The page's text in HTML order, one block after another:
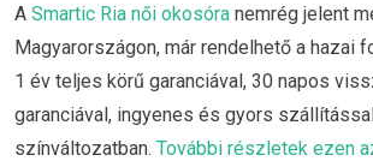
A Smartic Ria női okosóra nemrég jelent
Magyarországon, már rendelhető a hazai
1 év teljes körű garanciával, 30 napos
garanciával, ingyenes és gyors
színváltozatban. További részletek ezen